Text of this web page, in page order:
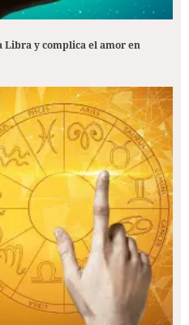
Libra y complica el amor en